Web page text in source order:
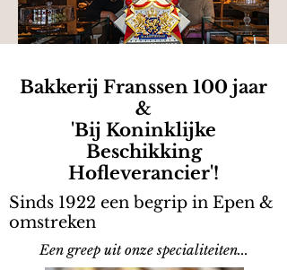
Bakkerij Franssen 100 jaar
&
'Bij Koninklijke
Beschikking
Hofleverancier'!
Sinds 1922 een begrip in Epen &
omstreken
Een greep uit onze specialiteiten...